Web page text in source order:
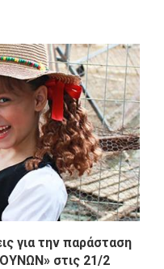
για την παράσταση
στις 21/2